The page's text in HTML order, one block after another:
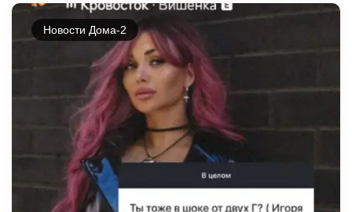
Новости Дома-2